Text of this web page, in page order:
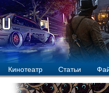
Кинотеатр Статьи